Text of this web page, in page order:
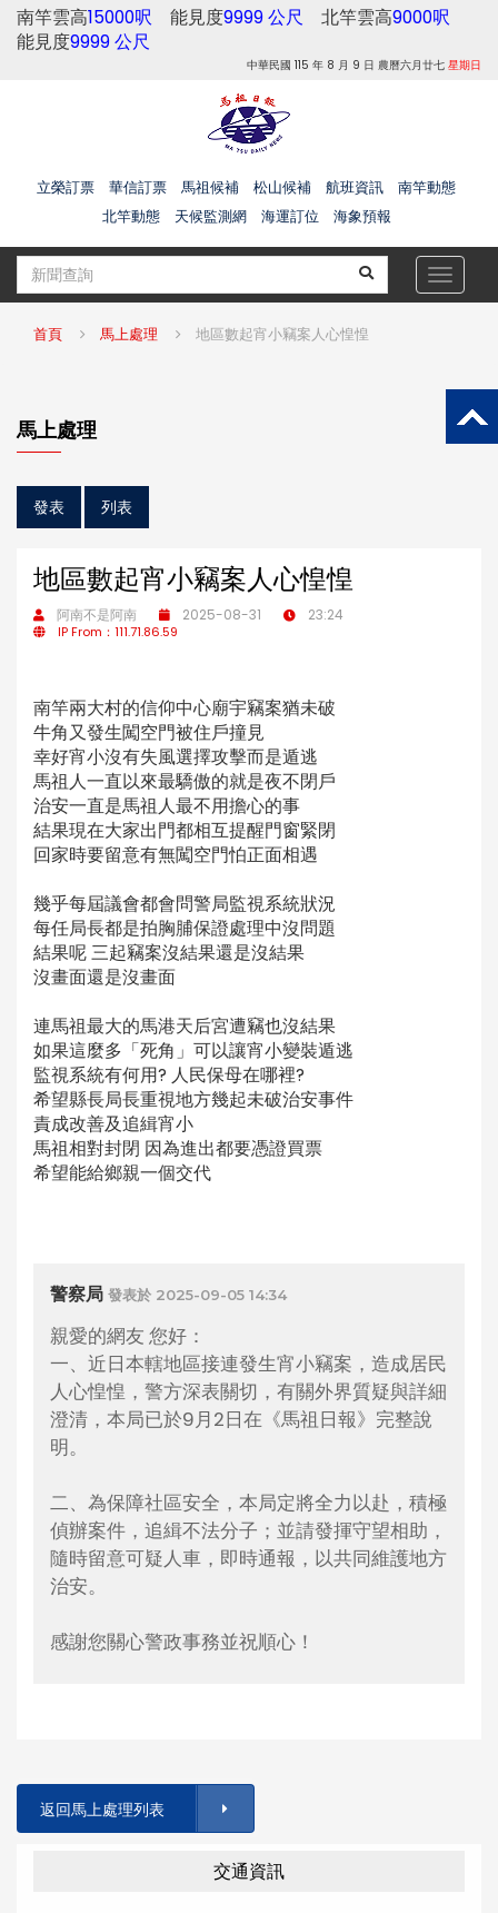
南竿雲高15000呎 能見度9999 公尺 北竿雲高9000呎
能見度9999 公尺
中華民國 115 年 8 月 9 日 農曆六月廿七 星期日
立榮訂票 華信訂票 馬祖候補 松山候補 航班資訊
南竿動態
北竿動態
天候監測網 海運訂位 海象預報
Toggle
首頁 馬上處理 地區數起宵小竊案人心惶惶
馬上處理
發表 列表
地區數起宵小竊案人心惶惶
阿南不是阿南 2025-08-31 23:24
IP From：111.71.86.59
南竿兩大村的信仰中心廟宇竊案猶未破
牛角又發生闖空門被住戶撞見
幸好宵小沒有失風選擇攻擊而是遁逃
馬祖人一直以來最驕傲的就是夜不閉戶
治安一直是馬祖人最不用擔心的事
結果現在大家出門都相互提醒門窗緊閉
回家時要留意有無闖空門怕正面相遇
幾乎每屆議會都會問警局監視系統狀況
每任局長都是拍胸脯保證處理中沒問題
結果呢 三起竊案沒結果還是沒結果
沒畫面還是沒畫面
連馬祖最大的馬港天后宮遭竊也沒結果
如果這麼多「死角」可以讓宵小變裝遁逃
監視系統有何用? 人民保母在哪裡?
希望縣長局長重視地方幾起未破治安事件
責成改善及追緝宵小
馬祖相對封閉 因為進出都要憑證買票
希望能給鄉親一個交代
警察局 發表於 2025-09-05 14:34
親愛的網友 您好：
一、近日本轄地區接連發生宵小竊案，造成居民
人心惶惶，警方深表關切，有關外界質疑與詳細
澄清，本局已於9月2日在《馬祖日報》完整說
明。
二、為保障社區安全，本局定將全力以赴，積極
偵辦案件，追緝不法分子；並請發揮守望相助，
隨時留意可疑人車，即時通報，以共同維護地方
治安。
感謝您關心警政事務並祝順心！
返回馬上處理列表
交通資訊